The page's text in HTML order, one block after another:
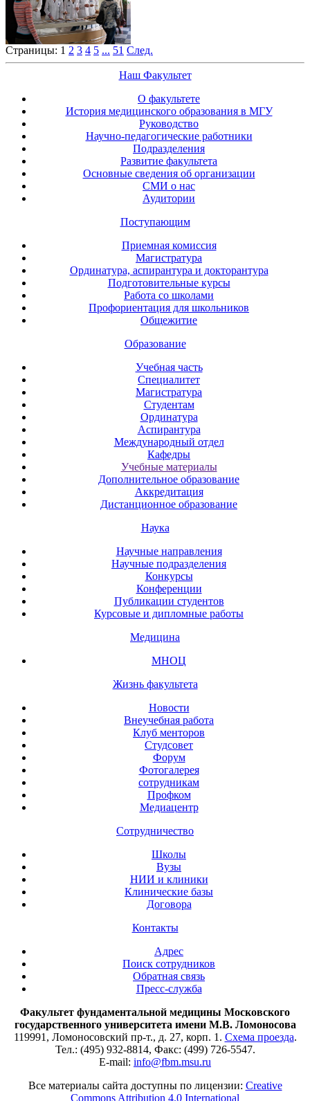
Страницы: 1 2 3 4 5 ... 51 След.
Наш Факультет
О факультете
История медицинского образования в МГУ
Руководство
Научно-педагогические работники
Подразделения
Развитие факультета
Основные сведения об организации
СМИ о нас
Аудитории
Поступающим
Приемная комиссия
Магистратура
Ординатура, аспирантура и докторантура
Подготовительные курсы
Работа со школами
Профориентация для школьников
Общежитие
Образование
Учебная часть
Специалитет
Магистратура
Студентам
Ординатура
Аспирантура
Международный отдел
Кафедры
Учебные материалы
Дополнительное образование
Аккредитация
Дистанционное образование
Наука
Научные направления
Научные подразделения
Конкурсы
Конференции
Публикации студентов
Курсовые и дипломные работы
Медицина
МНОЦ
Жизнь факультета
Новости
Внеучебная работа
Клуб менторов
Студсовет
Форум
Фотогалерея
сотрудникам
Профком
Медиацентр
Сотрудничество
Школы
Вузы
НИИ и клиники
Клинические базы
Договора
Контакты
Адрес
Поиск сотрудников
Обратная связь
Пресс-служба
Факультет фундаментальной медицины Московского
государственного университета имени М.В. Ломоносова
119991, Ломоносовский пр-т., д. 27, корп. 1. Схема проезда.
Тел.: (495) 932-8814, Факс: (499) 726-5547.
E-mail: info@fbm.msu.ru
Все материалы сайта доступны по лицензии: Creative
Commons Attribution 4.0 International